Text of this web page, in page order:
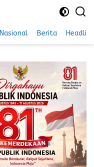
Nasional Berita Headline